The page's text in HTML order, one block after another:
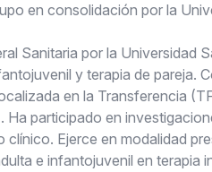
en consolidación por la
Sanitaria por la Universidad
y terapia de pareja.
en la Transferencia
participado en
Ejerce en modalidad
e infantojuvenil en terapia